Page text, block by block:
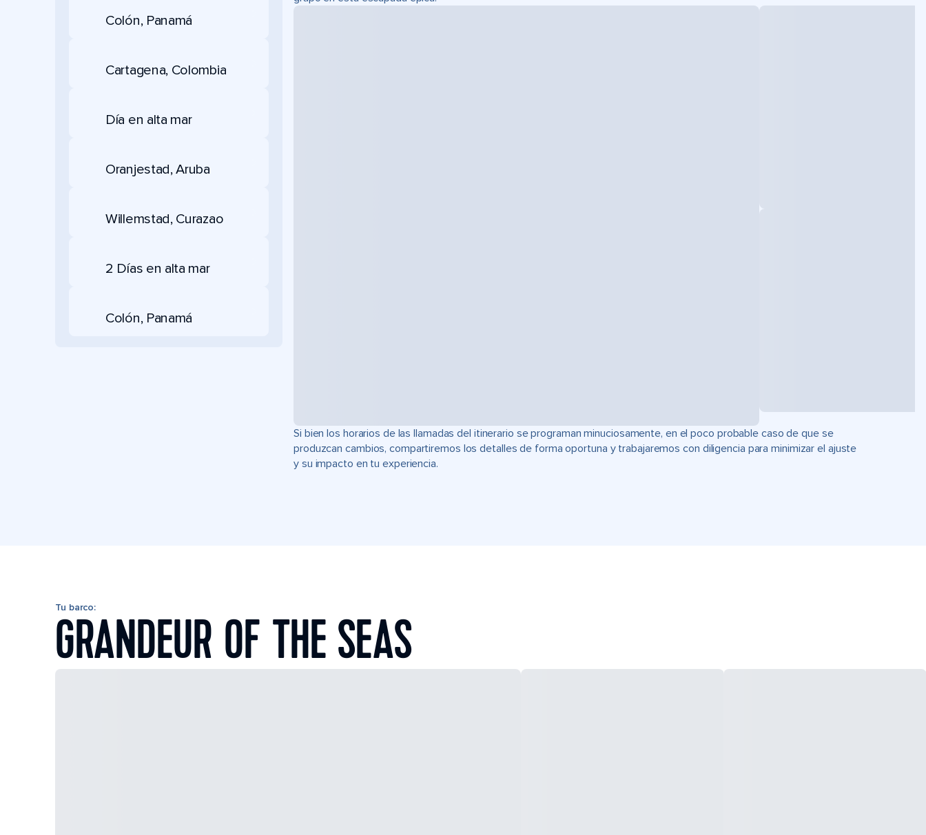
Colón, Panamá
Cartagena, Colombia
Día en alta mar
Oranjestad, Aruba
Willemstad, Curazao
2 Días en alta mar
Colón, Panamá
Si bien los horarios de las llamadas del itinerario se programan minuciosamente, en el poco probable caso de que se
produzcan cambios, compartiremos los detalles de forma oportuna y trabajaremos con diligencia para minimizar el ajuste
y su impacto en tu experiencia.
Tu barco:
GRANDEUR OF THE SEAS